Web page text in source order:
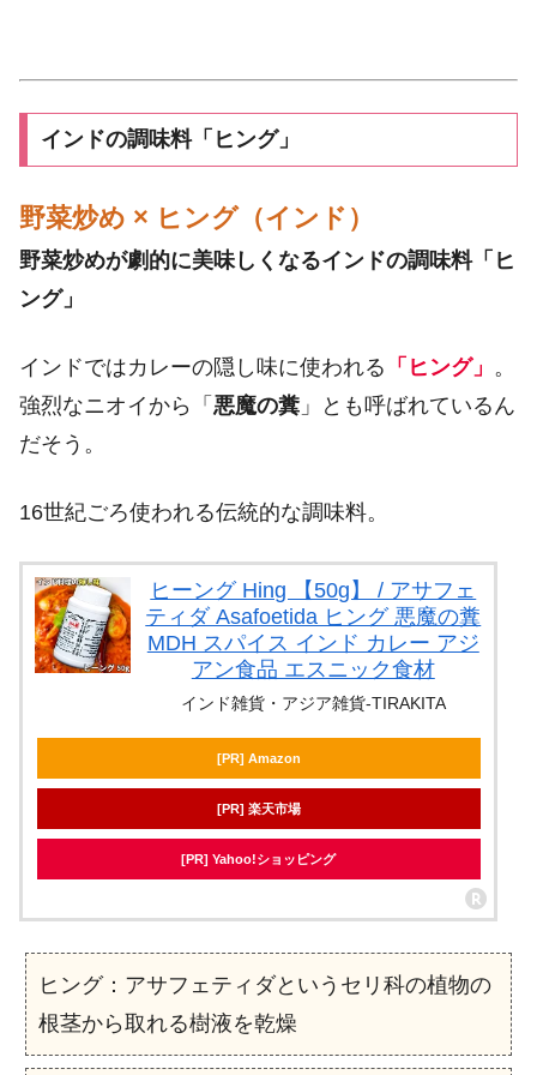
インドの調味料「ヒング」
野菜炒め × ヒング（インド）
野菜炒めが劇的に美味しくなるインドの調味料「ヒ
ング」
インドではカレーの隠し味に使われる 「ヒング」 。
強烈なニオイから「 悪魔の糞 」とも呼ばれているん
だそう。
16世紀ごろ使われる伝統的な調味料。
ヒーング Hing 【50g】 / アサフェ
ティダ Asafoetida ヒング 悪魔の糞
MDH スパイス インド カレー アジ
アン食品 エスニック食材
インド雑貨・アジア雑貨-TIRAKITA
[PR] Amazon
[PR] 楽天市場
[PR] Yahoo!ショッピング
ヒング：アサフェティダというセリ科の植物の
根茎から取れる樹液を乾燥